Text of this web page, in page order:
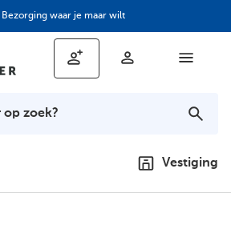
Bezorging waar je maar wilt
Vestiging